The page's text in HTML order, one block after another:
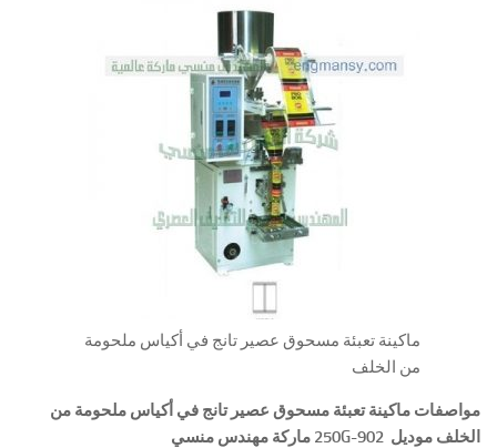
ماكينة تعبئة مسحوق عصير تانج في أكياس ملحومة
من الخلف
مواصفات ماكينة تعبئة مسحوق عصير تانج في أكياس ملحومة من
الخلف موديل 902-250G ماركة مهندس منسي